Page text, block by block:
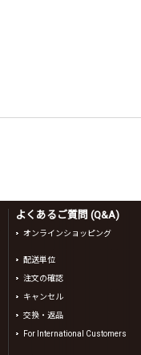
よくあるご質問 (Q&A)
オンラインショッピング
配送単位
注文の確認
キャンセル
交換・返品
For International Customers